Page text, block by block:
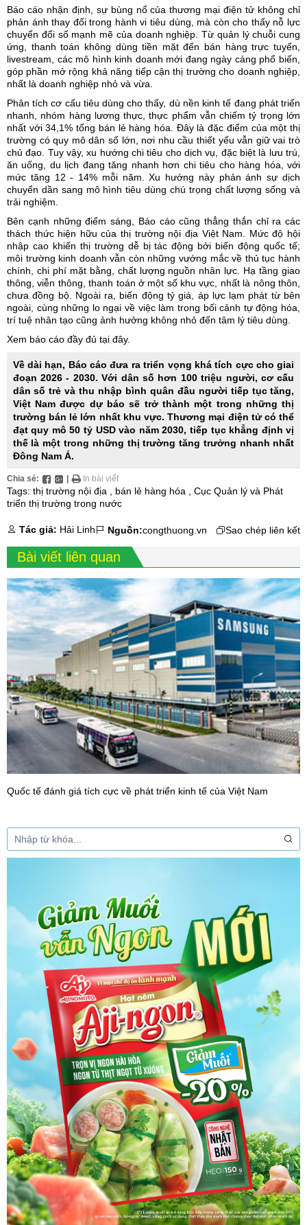
Báo cáo nhận định, sự bùng nổ của thương mại điện tử không chỉ
phản ánh thay đổi trong hành vi tiêu dùng, mà còn cho thấy nỗ lực
chuyển đổi số mạnh mẽ của doanh nghiệp. Từ quản lý chuỗi cung
ứng, thanh toán không dùng tiền mặt đến bán hàng trực tuyến,
livestream, các mô hình kinh doanh mới đang ngày càng phổ biến,
góp phần mở rộng khả năng tiếp cận thị trường cho doanh nghiệp
nhất là doanh nghiệp nhỏ và vừa.
Phân tích cơ cấu tiêu dùng cho thấy, dù nền kinh tế đang phát triển
nhanh, nhóm hàng lương thực, thực phẩm vẫn chiếm tỷ trọng lớn
nhất với 34,1% tổng bán lẻ hàng hóa. Đây là đặc điểm của một thị
trường có quy mô dân số lớn, nơi nhu cầu thiết yếu vẫn giữ vai trò
chủ đạo. Tuy vậy, xu hướng chi tiêu cho dịch vụ, đặc biệt là lưu trú,
ăn uống, du lịch đang tăng nhanh hơn chi tiêu cho hàng hóa, với
mức tăng 12 - 14% mỗi năm. Xu hướng này phản ánh sự dịch
chuyển dần sang mô hình tiêu dùng chú trọng chất lượng sống và
trải nghiệm.
Bên cạnh những điểm sáng, Báo cáo cũng thẳng thắn chỉ ra các
thách thức hiện hữu của thị trường nội địa Việt Nam. Mức độ hội
nhập cao khiến thị trường dễ bị tác động bởi biến động quốc tế;
môi trường kinh doanh vẫn còn những vướng mắc về thủ tục hành
chính, chi phí mặt bằng, chất lượng nguồn nhân lực. Hạ tầng giao
thông, viễn thông, thanh toán ở một số khu vực, nhất là nông thôn,
chưa đồng bộ. Ngoài ra, biến động tỷ giá, áp lực lạm phát từ bên
ngoài, cùng những lo ngại về việc làm trong bối cảnh tự động hóa,
trí tuệ nhân tạo cũng ảnh hưởng không nhỏ đến tâm lý tiêu dùng.
Xem báo cáo đầy đủ tại đây.
Về dài hạn, Báo cáo đưa ra triển vọng khá tích cực cho giai
đoạn 2026 - 2030. Với dân số hơn 100 triệu người, cơ cấu
dân số trẻ và thu nhập bình quân đầu người tiếp tục tăng,
Việt Nam được dự báo sẽ trở thành một trong những thị
trường bán lẻ lớn nhất khu vực. Thương mại điện tử có thể
đạt quy mô 50 tỷ USD vào năm 2030, tiếp tục khẳng định vị
thế là một trong những thị trường tăng trưởng nhanh nhất
Đông Nam Á.
Chia sẻ: | In bài viết
Tags: thị trường nội địa bán lẻ hàng hóa
Cục Quản lý và Phát
triển thị trường trong nước
Tác giả: Hải Linh Nguồn:congthuong.vn Sao chép liên kết
Bài viết liên quan
Quốc tế đánh giá tích cực về phát triển kinh tế của Việt Nam